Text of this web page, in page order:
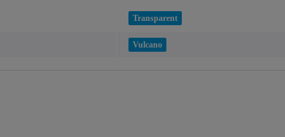
Transparent
Vulcano